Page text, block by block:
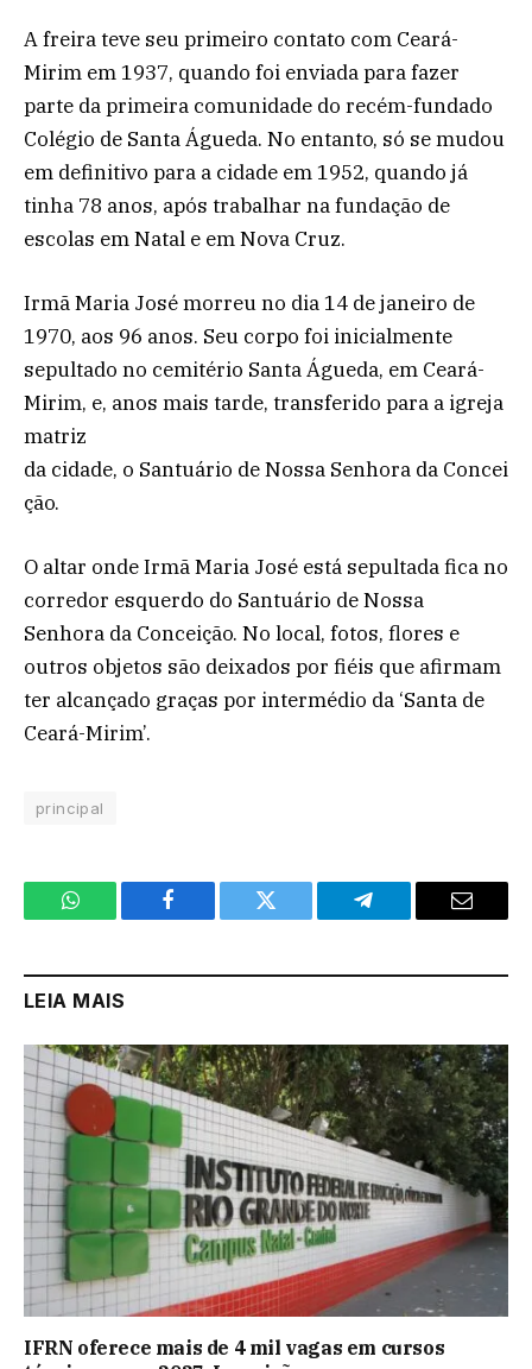
A freira teve seu primeiro contato com Ceará-
Mirim em 1937, quando foi enviada para fazer
parte da primeira comunidade do recém-fundado
Colégio de Santa Águeda. No entanto, só se mudou
em definitivo para a cidade em 1952, quando já
tinha 78 anos, após trabalhar na fundação de
escolas em Natal e em Nova Cruz.
Irmã Maria José morreu no dia 14 de janeiro de
1970, aos 96 anos. Seu corpo foi inicialmente
sepultado no cemitério Santa Águeda, em Ceará-
Mirim, e, anos mais tarde, transferido para a igreja
matriz
da cidade, o Santuário de Nossa Senhora da Concei
ção.
O altar onde Irmã Maria José está sepultada fica no
corredor esquerdo do Santuário de Nossa
Senhora da Conceição. No local, fotos, flores e
outros objetos são deixados por fiéis que afirmam
ter alcançado graças por intermédio da ‘Santa de
Ceará-Mirim’.
principal
WhatsApp Facebook Twitter Telegram Email
LEIA MAIS
IFRN oferece mais de 4 mil vagas em cursos